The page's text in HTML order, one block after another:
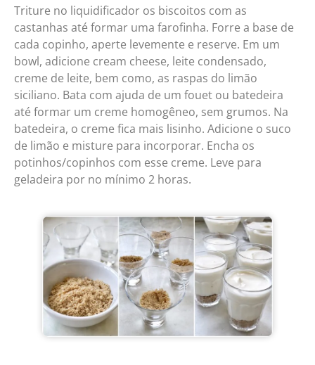
Triture no liquidificador os biscoitos com as
castanhas até formar uma farofinha. Forre a base de
cada copinho, aperte levemente e reserve. Em um
bowl, adicione cream cheese, leite condensado,
creme de leite, bem como, as raspas do limão
siciliano. Bata com ajuda de um fouet ou batedeira
até formar um creme homogêneo, sem grumos. Na
batedeira, o creme fica mais lisinho. Adicione o suco
de limão e misture para incorporar. Encha os
potinhos/copinhos com esse creme. Leve para
geladeira por no mínimo 2 horas.